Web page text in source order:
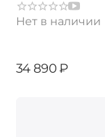
Нет в наличии
‍34 890‍₽